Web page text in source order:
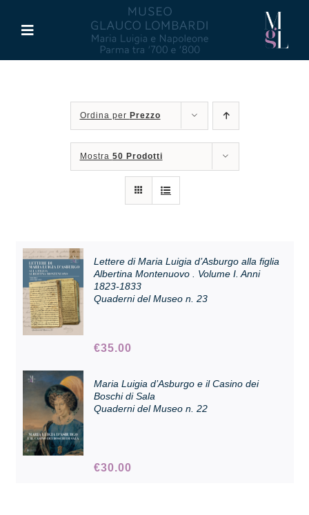
contenuto
Toggle
Maria Luigia d’Asburgo
Attività
Pubblicazioni
Contatti e biglietti
Accessibilità
Ordina per Prezzo
Mostra 50 Prodotti
Lettere di Maria Luigia d’Asburgo alla figlia
Albertina Montenuovo . Volume I. Anni
1823-1833
Quaderni del Museo n. 23
€35.00
Maria Luigia d’Asburgo e il Casino dei
Boschi di Sala
Quaderni del Museo n. 22
€30.00